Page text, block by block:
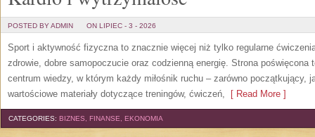
POSTED BY ADMIN ON LIPIEC - 3 - 2026
Sport i aktywność fizyczna to znacznie więcej niż tylko regularne
zdrowie, dobre samopoczucie oraz codzienną energię. Strona poświęcona
centrum wiedzy, w którym każdy miłośnik ruchu – zarówno początkujący,
wartościowe materiały dotyczące treningów, ćwiczeń, [ Read More ]
CATEGORIES: BIZNES, FINANSE, EKONOMIA